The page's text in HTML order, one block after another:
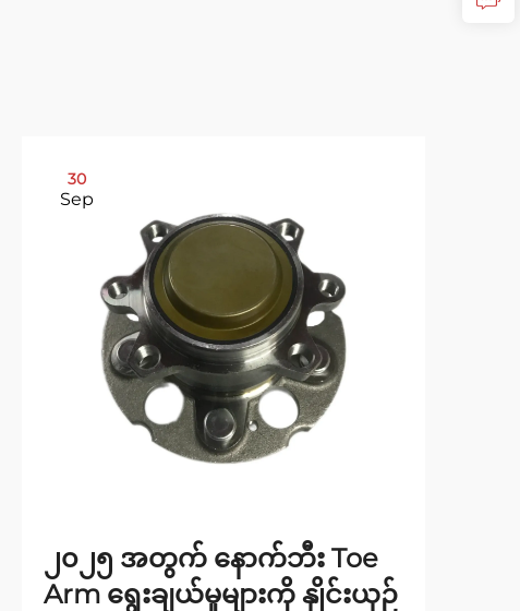
30
Sep
၂၀၂၅ အတွက် နောက်ဘီး Toe
Arm ရွေးချယ်မှုများကို နှိုင်းယှဉ်